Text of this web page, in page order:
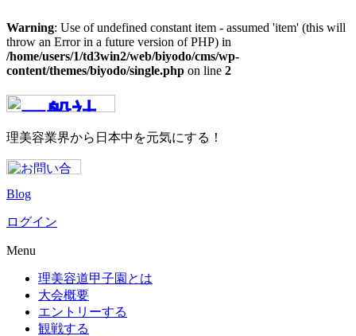
Warning: Use of undefined constant item - assumed 'item' (this will
throw an Error in a future version of PHP) in
/home/users/1/td3win2/web/biyodo/cms/wp-
content/themes/biyodo/single.php on line 2
理美容業界から日本中を元気にする！
Blog
ログイン
Menu
理美容道甲子園とは
大会概要
エントリーする
観戦する